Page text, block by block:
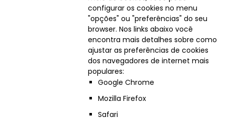
configurar os cookies no menu
"opções" ou "preferências" do seu
browser. Nos links abaixo você
encontra mais detalhes sobre como
ajustar as preferências de cookies
dos navegadores de internet mais
populares:
Google Chrome
Mozilla Firefox
Safari